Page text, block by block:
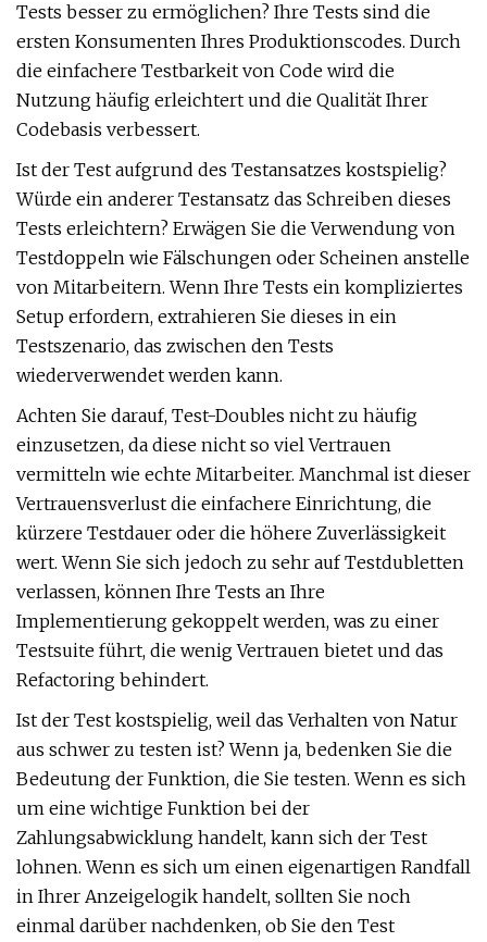
Tests besser zu ermöglichen? Ihre Tests sind die
ersten Konsumenten Ihres Produktionscodes. Durch
die einfachere Testbarkeit von Code wird die
Nutzung häufig erleichtert und die Qualität Ihrer
Codebasis verbessert.
Ist der Test aufgrund des Testansatzes kostspielig?
Würde ein anderer Testansatz das Schreiben dieses
Tests erleichtern? Erwägen Sie die Verwendung von
Testdoppeln wie Fälschungen oder Scheinen anstelle
von Mitarbeitern. Wenn Ihre Tests ein kompliziertes
Setup erfordern, extrahieren Sie dieses in ein
Testszenario, das zwischen den Tests
wiederverwendet werden kann.
Achten Sie darauf, Test-Doubles nicht zu häufig
einzusetzen, da diese nicht so viel Vertrauen
vermitteln wie echte Mitarbeiter. Manchmal ist dieser
Vertrauensverlust die einfachere Einrichtung, die
kürzere Testdauer oder die höhere Zuverlässigkeit
wert. Wenn Sie sich jedoch zu sehr auf Testdubletten
verlassen, können Ihre Tests an Ihre
Implementierung gekoppelt werden, was zu einer
Testsuite führt, die wenig Vertrauen bietet und das
Refactoring behindert.
Ist der Test kostspielig, weil das Verhalten von Natur
aus schwer zu testen ist? Wenn ja, bedenken Sie die
Bedeutung der Funktion, die Sie testen. Wenn es sich
um eine wichtige Funktion bei der
Zahlungsabwicklung handelt, kann sich der Test
lohnen. Wenn es sich um einen eigenartigen Randfall
in Ihrer Anzeigelogik handelt, sollten Sie noch
einmal darüber nachdenken, ob Sie den Test